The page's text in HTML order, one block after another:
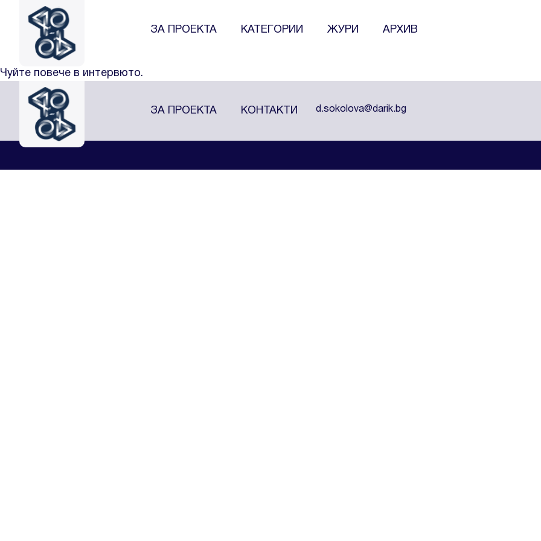
ЗА ПРОЕКТА КАТЕГОРИИ ЖУРИ АРХИВ
Теофил Шиков
Теофил Шиков, съосновател на първата частна академия по продажби. Заедно с Американския
курс по продажби като част от програмата на избираеми предмети. Отдаден на това да обучава
добре да реализират идеите и продуктите си. Отличен е в категория Бизнес и предприемачество в
Чуйте повече в интервюто.
ЗА ПРОЕКТА КОНТАКТИ d.sokolova@darik.bg